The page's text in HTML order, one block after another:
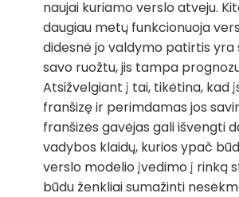
naujai kuriamo verslo atveju.
daugiau metų funkcionuoja
didesnė jo valdymo patirtis yra
savo ruožtu, jis tampa
Atsižvelgiant į tai, tikėtina, kad
franšizę ir perimdamas jos
franšizės gavėjas gali išvengti
vadybos klaidų, kurios ypač
verslo modelio įvedimo į rinką
būdu ženkliai sumažinti